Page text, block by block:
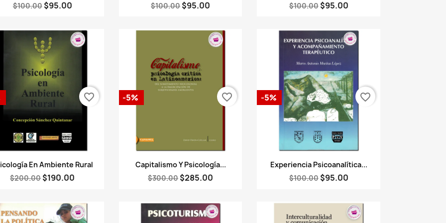
$100.00 $95.00 $100.00$95.00 $100.00 $95.00
Vista rápida
En Ambiente Rural
$200.00$190.00
favorite_border
Vista rápida
Capitalismo Y Psicología...
$300.00$285.00
-5% favorite_border
Vista rápida
Experiencia Psicoanalítica...
$100.00 $95.00
-5% favorite_border